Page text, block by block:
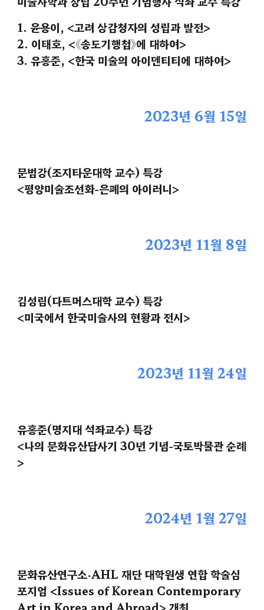
1. 윤용이, <고려 상감청자의 성립과 발전>
2. 이태호, <《송도기행첩》에 대하여>
3. 유홍준, <한국 미술의 아이덴티티에 대하여>
2023년 6월 15일
문범강(조지타운대학 교수) 특강
<평양미술조선화-은폐의 아이러니>
2023년 11월 8일
김성림(다트머스대학교수) 특강
<미국에서 한국미술사의 현황과 전시>
2023년 11월 24일
유홍준(명지대석좌교수) 특강
<나의 문화유산답사기 30년 기념-국토박물관 순례
>
2024년 1월 27일
문화유산연구소·AHL 재단 대학원생 연합 학술심
포지엄 <Issues of Korean Contemporary
Art in Korea and Abroad> 개최